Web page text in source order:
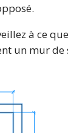
à ce
un mur